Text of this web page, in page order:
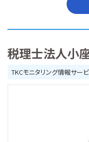
税理士法人小
TKCモニタリング情報サー